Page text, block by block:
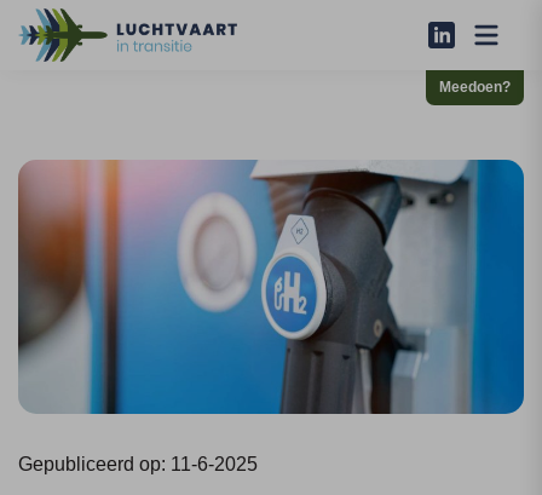
Meedoen?
Gepubliceerd op: 11-6-2025